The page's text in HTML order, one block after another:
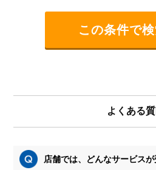
よくある
店舗では、どんなサービス